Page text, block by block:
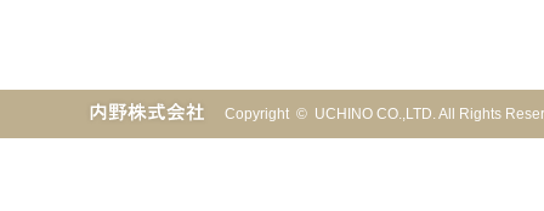
Copyright © UCHINO CO.,LTD. All Rights